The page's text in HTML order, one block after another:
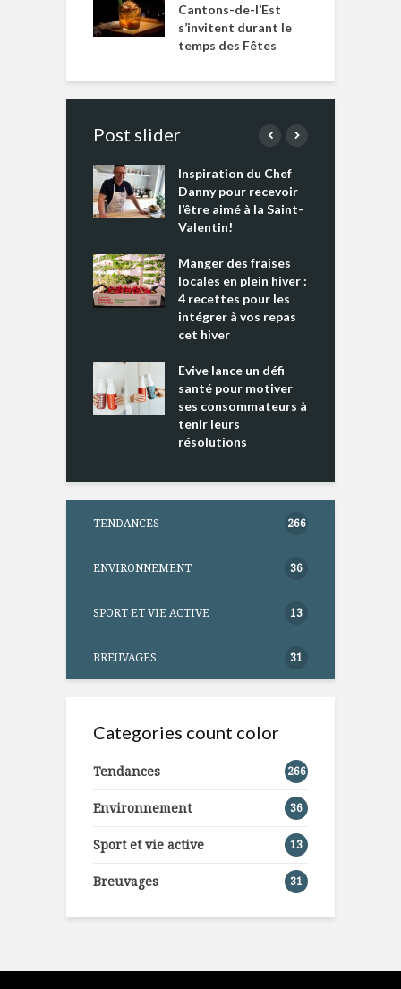
Cantons-de-l’Est
s’invitent durant le
temps des Fêtes
Post slider
Inspiration du Chef
Danny pour recevoir
l’être aimé à la Saint-
Valentin!
Manger des fraises
locales en plein hiver :
4 recettes pour les
intégrer à vos repas
cet hiver
Evive lance un défi
santé pour motiver
ses consommateurs à
tenir leurs
résolutions
TENDANCES 266
ENVIRONNEMENT 36
SPORT ET VIE ACTIVE 13
BREUVAGES 31
Categories count color
Tendances 266
Environnement 36
Sport et vie active 13
Breuvages 31